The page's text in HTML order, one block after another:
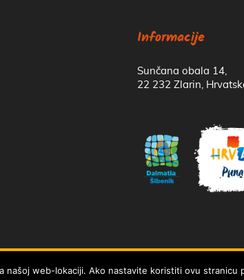
najbolje iskustvo! Više informacija
Informacije
Sunčana obala 14,
22 232 Zlarin,
našoj web-lokaciji. Ako nastavite koristiti ovu